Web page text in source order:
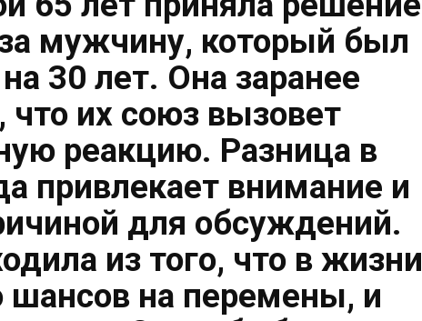
мужчину, который был
30 лет. Она заранее
что их союз вызовет
реакцию. Разница в
привлекает внимание и
для обсуждений.
из того, что в жизни
шансов на перемены, и